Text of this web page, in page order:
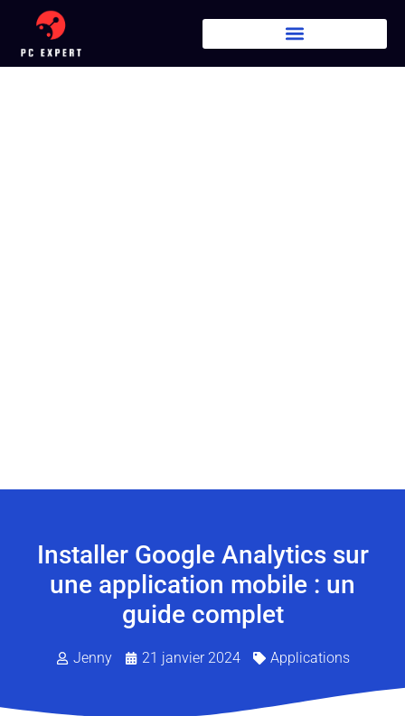
Installer Google Analytics sur
une application mobile : un
guide complet
Jenny 21 janvier 2024 Applications